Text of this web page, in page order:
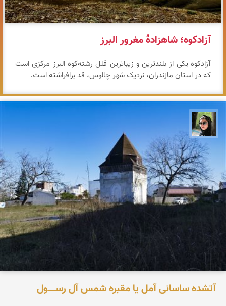
آزادکوه؛ شاهزادهٔ مغرور البرز
آزادکوه یکی از بلندترین و زیباترین قلل رشته‌کوه البرز مرکزی است
که در استان مازندران، نزدیک شهر چالوس، قد برافراشته است.
آتشده ساسانی آمل یا مقبره شمس آل‌ رســـــول